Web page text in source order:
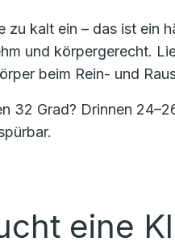
zu kalt ein – das ist ein
und körpergerecht.
beim Rein- und
32 Grad? Drinnen
eine